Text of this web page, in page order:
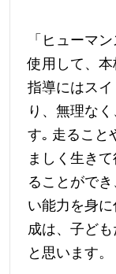
「ヒューマ
使用して、本
指導にはス
り、無理な
す｡ 走ること
ましく生き
ることがで
い能力を身
成は、子ど
と思います。